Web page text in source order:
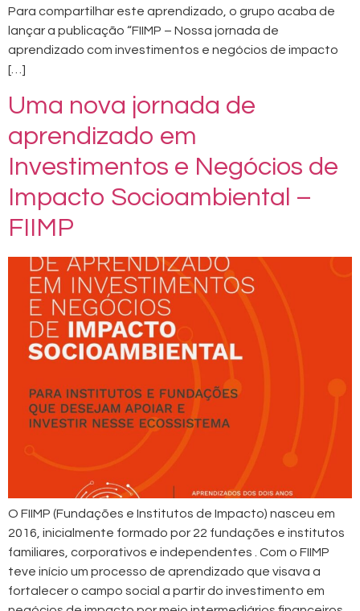
Para compartilhar este aprendizado, o grupo acaba de
lançar a publicação “FIIMP – Nossa jornada de
aprendizado com investimentos e negócios de impacto
[…]
Uma nova jornada de
aprendizado em
Investimentos e Negócios de
Impacto Socioambiental –
FIIMP
O FIIMP (Fundações e Institutos de Impacto) nasceu em
2016, inicialmente formado por 22 fundações e institutos
familiares, corporativos e independentes . Com o FIIMP
teve início um processo de aprendizado que visava a
fortalecer o campo social a partir do investimento em